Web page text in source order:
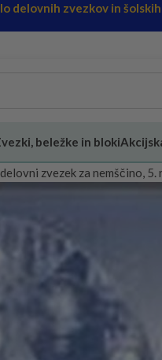
delovnih zvezkov in
beležke in bloki
zvezek za nemščino, 5.